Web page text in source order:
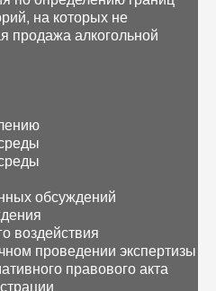
на которых не
продажа алкогольной
обсуждений
воздействия
проведении экспертизы
правового акта